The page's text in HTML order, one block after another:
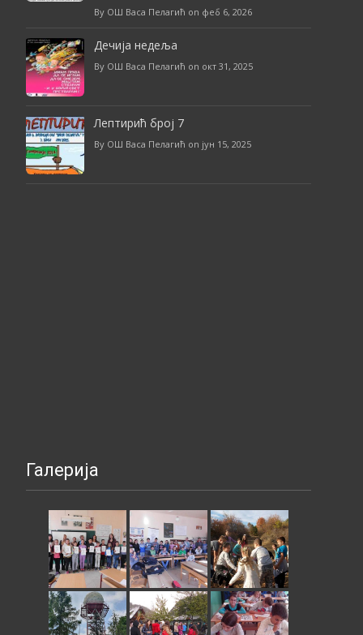
By ОШ Васа Пелагић on феб 6, 2026
Дечија недеља
By ОШ Васа Пелагић on окт 31, 2025
Лептирић број 7
By ОШ Васа Пелагић on јун 15, 2025
Галерија